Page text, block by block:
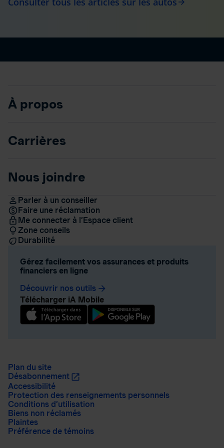
À propos
Carrières
Nous joindre
Parler à un conseiller
Faire une réclamation
Me connecter à l’Espace client
Zone conseils
Durabilité
Gérez facilement vos assurances et produits
financiers en ligne
Découvrir nos outils arrow_forward
Télécharger iA Mobile
Plan du site
Désabonnement
Accessibilité
Protection des renseignements personnels
Conditions d’utilisation
Biens non réclamés
Plaintes
Préférence de témoins